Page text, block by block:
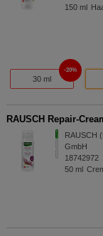
150 ml
30 ml
20%
RAUSCH Repair-
RAUSCH
GmbH
18742972
50 ml